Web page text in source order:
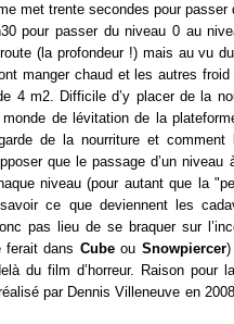
met trente secondes pour passer
pour passer du niveau 0 au
(la profondeur !) mais au vu
manger chaud et les autres froid
4 m2. Difficile d’y placer de la
de lévitation de la
de la nourriture et comment
que le passage d’un niveau
niveau (pour autant que la
ce que deviennent les
pas lieu de se braquer sur
ferait dans Cubeou Snowpiercer)
du film d’horreur. Raison pour
par Dennis Villeneuve en